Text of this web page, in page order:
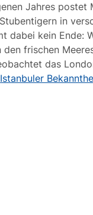
Jahres postet
in
dabei kein Ende:
frischen
das
Istanbuler